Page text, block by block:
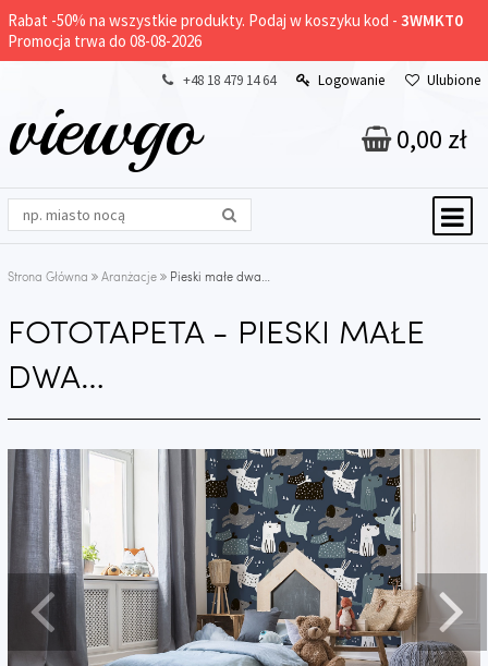
Rabat -50% na wszystkie produkty. Podaj w koszyku kod - 3WMKT0
Promocja trwa do 08-08-2026
+48 18 479 14 64 Logowanie Ulubione
viewgo 0,00 zł
Strona Główna Aranżacje Pieski małe dwa…
FOTOTAPETA - PIESKI MAŁE
DWA…